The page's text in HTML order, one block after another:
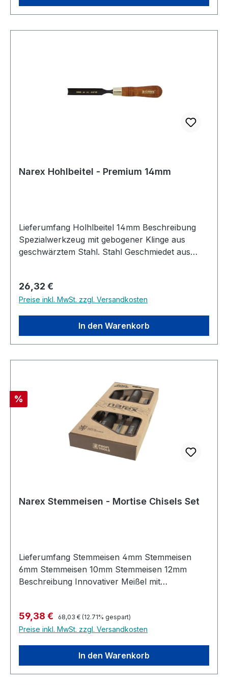
einem Holzhammer standzuhalten.
Narex Hohlbeitel - Premium 14mm
Lieferumfang Holhlbeitel 14mm Beschreibung
Spezialwerkzeug mit gebogener Klinge aus
geschwärztem Stahl. Stahl Geschmiedet aus
und poliert Griff Ergonomisch geformter Griff
Gefertigt aus Weißbuche Ring aus Messing
Regulärer Preis:
26,32 €
Preise inkl. MwSt. zzgl. Versandkosten
In den Warenkorb
Rabatt
%
Narex Stemmeisen - Mortise Chisels Set
Lieferumfang Stemmeisen 4mm Stemmeisen
6mm Stemmeisen 10mm Stemmeisen 12mm
Beschreibung Innovativer Meißel mit
Der ergonomische Griff aus hartem und
kräftigem Weißbuchenholz ist stark genug, um
schweren Schlägen mit dem Hammer
standzuhalten. Die Kombination aus gebeiztem
Hainbuchengriff, Messingzwinge und der
Verkaufspreis:
59,38 € Regulärer Preis:
68,03 € (12.71% gespart)
Preise inkl. MwSt. zzgl. Versandkosten
In den Warenkorb